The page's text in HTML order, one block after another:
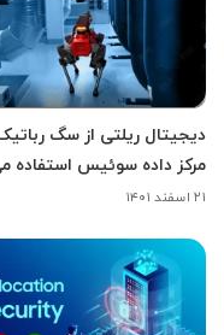
دیجیتال ریلتی از سگ
مرکز داده سوئیس استفاده
۲۱ اسفند ۱۴۰۱